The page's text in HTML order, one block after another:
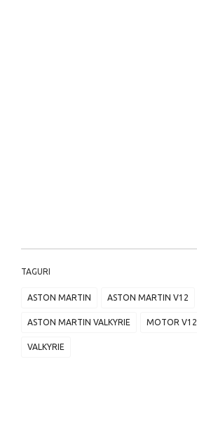
TAGURI
ASTON MARTIN ASTON MARTIN V12
ASTON MARTIN VALKYRIE MOTOR V12
VALKYRIE